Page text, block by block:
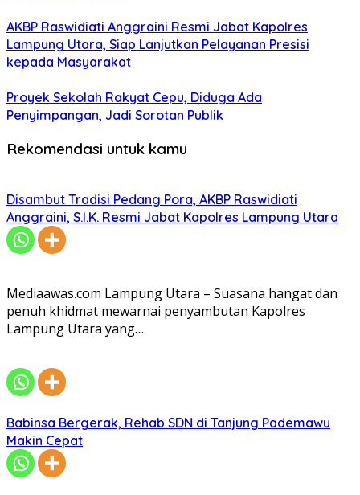
AKBP Raswidiati Anggraini Resmi Jabat Kapolres
Lampung Utara, Siap Lanjutkan Pelayanan Presisi
kepada Masyarakat
Proyek Sekolah Rakyat Cepu, Diduga Ada
Penyimpangan, Jadi Sorotan Publik
Rekomendasi untuk kamu
Disambut Tradisi Pedang Pora, AKBP Raswidiati
Anggraini, S.I.K. Resmi Jabat Kapolres Lampung Utara
Mediaawas.com Lampung Utara – Suasana hangat dan
penuh khidmat mewarnai penyambutan Kapolres
Lampung Utara yang…
Babinsa Bergerak, Rehab SDN di Tanjung Pademawu
Makin Cepat